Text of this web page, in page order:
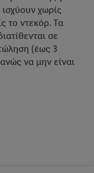
χωρίς
το ντεκόρ. Τα
σε
(έως 3
να μην είναι